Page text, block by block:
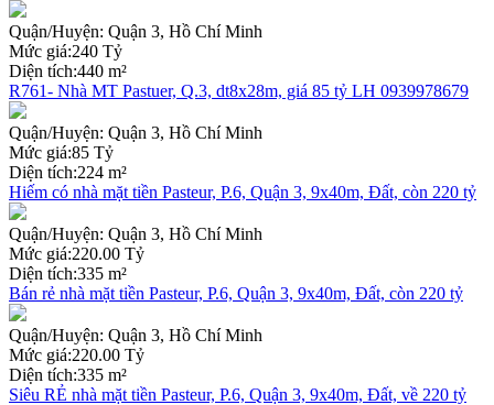
Quận/Huyện: Quận 3, Hồ Chí Minh
Mức giá:240 Tỷ
Diện tích:440 m²
R761- Nhà MT Pastuer, Q.3, dt8x28m, giá 85 tỷ LH 0939978679
Quận/Huyện: Quận 3, Hồ Chí Minh
Mức giá:85 Tỷ
Diện tích:224 m²
Hiếm có nhà mặt tiền Pasteur, P.6, Quận 3, 9x40m, Đất, còn 220 tỷ
Quận/Huyện: Quận 3, Hồ Chí Minh
Mức giá:220.00 Tỷ
Diện tích:335 m²
Bán rẻ nhà mặt tiền Pasteur, P.6, Quận 3, 9x40m, Đất, còn 220 tỷ
Quận/Huyện: Quận 3, Hồ Chí Minh
Mức giá:220.00 Tỷ
Diện tích:335 m²
Siêu RẺ nhà mặt tiền Pasteur, P.6, Quận 3, 9x40m, Đất, về 220 tỷ